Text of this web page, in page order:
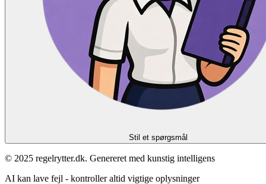
Stil et spørgsmål
© 2025 regelrytter.dk. Genereret med kunstig intelligens
AI kan lave fejl - kontroller altid vigtige oplysninger